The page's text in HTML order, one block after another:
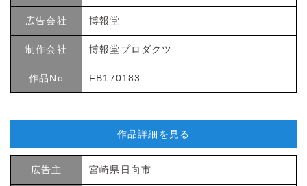
広告会社 博報堂
制作会社 博報堂プロダクツ
作品No FB170183
作品詳細を見る
広告主 宮崎県日向市